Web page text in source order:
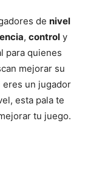
de nivel
, control y
para quienes
mejorar su
eres un jugador
esta pala te
tu juego.